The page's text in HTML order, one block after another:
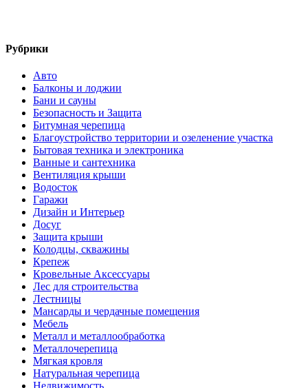
Рубрики
Авто
Балконы и лоджии
Бани и сауны
Безопасность и Защита
Битумная черепица
Благоустройство территории и озеленение участка
Бытовая техника и электроника
Ванные и сантехника
Вентиляция крыши
Водосток
Гаражи
Дизайн и Интерьер
Досуг
Защита крыши
Колодцы, скважины
Крепеж
Кровельные Аксессуары
Лес для строительства
Лестницы
Мансарды и чердачные помещения
Мебель
Металл и металлообработка
Металлочерепица
Мягкая кровля
Натуральная черепица